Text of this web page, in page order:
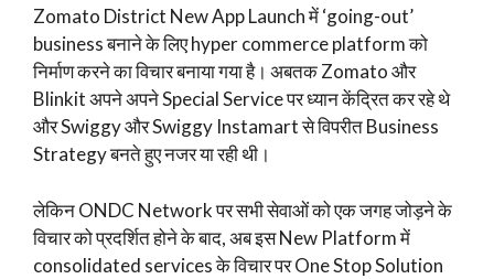
Zomato District New App Launch में ‘going-out’
business बनाने के लिए hyper commerce platform को
निर्माण करने का विचार बनाया गया है। अबतक Zomato और
Blinkit अपने अपने Special Service पर ध्यान केंद्रित कर रहे थे
और Swiggy और Swiggy Instamart से विपरीत Business
Strategy बनते हुए नजर या रही थी।
लेकिन ONDC Network पर सभी सेवाओं को एक जगह जोड़ने के
विचार को प्रदर्शित होने के बाद, अब इस New Platform में
consolidated services के विचार पर One Stop Solution